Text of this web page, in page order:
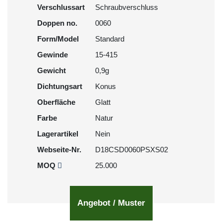
Verschlussart
Schraubverschluss
Doppen no.
0060
Form/Model
Standard
Gewinde
15-415
Gewicht
0,9g
Dichtungsart
Konus
Oberfläche
Glatt
Farbe
Natur
Lagerartikel
Nein
Webseite-Nr.
D18CSD0060PSXS02
MOQ
25.000
Angebot / Muster